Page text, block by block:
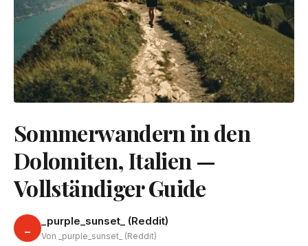
Sommerwandern in den
Dolomiten, Italien —
Vollständiger Guide
_purple_sunset_ (Reddit)
Von _purple_sunset_ (Reddit)